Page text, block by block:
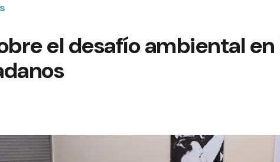
el desafío ambiental en